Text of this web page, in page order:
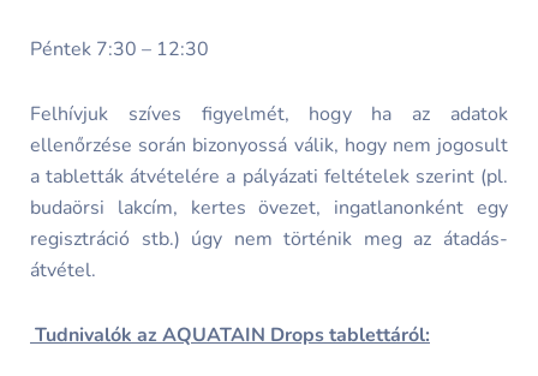
Péntek 7:30 – 12:30
Felhívjuk szíves figyelmét, hogy ha az adatok
ellenőrzése során bizonyossá válik, hogy nem jogosult
a tabletták átvételére a pályázati feltételek szerint (pl.
budaörsi lakcím, kertes övezet, ingatlanonként egy
regisztráció stb.) úgy nem történik meg az átadás-
átvétel.
Tudnivalók az AQUATAIN Drops tablettáról: